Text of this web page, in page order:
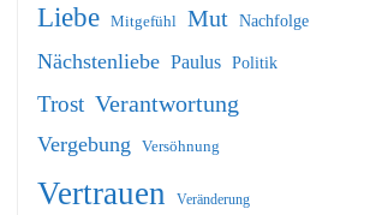
Liebe Mitgefühl Mut Nachfolge
Nächstenliebe Paulus Politik
Trost Verantwortung
Vergebung Versöhnung
Vertrauen Veränderung